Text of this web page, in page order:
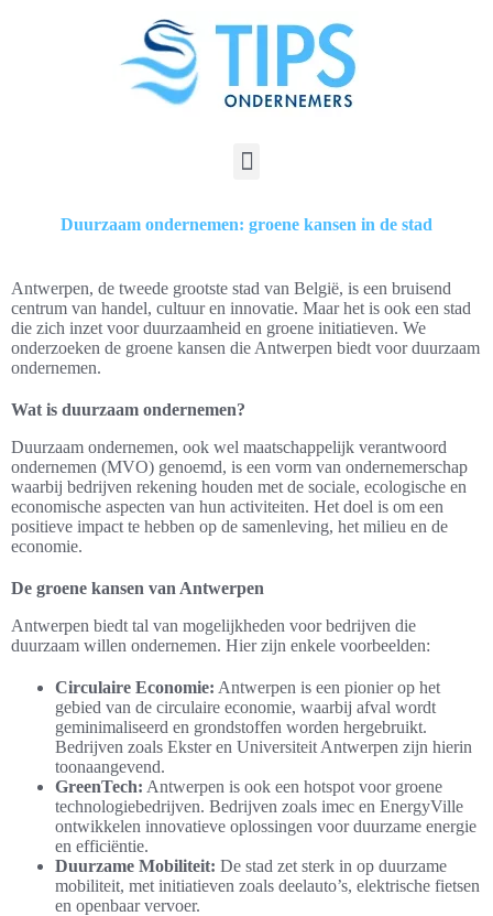
Duurzaam ondernemen: groene kansen in de stad
Antwerpen, de tweede grootste stad van België, is een bruisend
centrum van handel, cultuur en innovatie. Maar het is ook een stad
die zich inzet voor duurzaamheid en groene initiatieven. We
onderzoeken de groene kansen die Antwerpen biedt voor duurzaam
ondernemen.
Wat is duurzaam ondernemen?
Duurzaam ondernemen, ook wel maatschappelijk verantwoord
ondernemen (MVO) genoemd, is een vorm van ondernemerschap
waarbij bedrijven rekening houden met de sociale, ecologische en
economische aspecten van hun activiteiten. Het doel is om een
positieve impact te hebben op de samenleving, het milieu en de
economie.
De groene kansen van Antwerpen
Antwerpen biedt tal van mogelijkheden voor bedrijven die
duurzaam willen ondernemen. Hier zijn enkele voorbeelden:
Circulaire Economie: Antwerpen is een pionier op het
gebied van de circulaire economie, waarbij afval wordt
geminimaliseerd en grondstoffen worden hergebruikt.
Bedrijven zoals Ekster en Universiteit Antwerpen zijn hierin
toonaangevend.
GreenTech: Antwerpen is ook een hotspot voor groene
technologiebedrijven. Bedrijven zoals imec en EnergyVille
ontwikkelen innovatieve oplossingen voor duurzame energie
en efficiëntie.
Duurzame Mobiliteit: De stad zet sterk in op duurzame
mobiliteit, met initiatieven zoals deelauto’s, elektrische fietsen
en openbaar vervoer.